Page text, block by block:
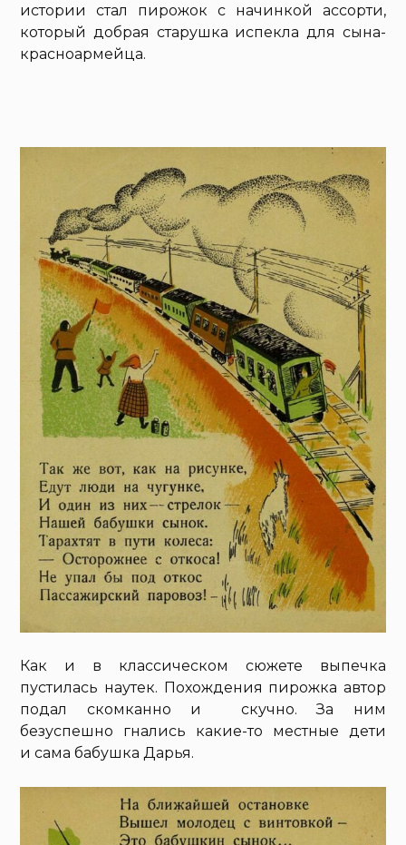
истории стал пирожок с начинкой ассорти,
который добрая старушка испекла для сына-
красноармейца.
Как и в классическом сюжете выпечка
пустилась наутек. Похождения пирожка автор
подал скомканно и скучно. За ним
безуспешно гнались какие-то местные дети
и сама бабушка Дарья.